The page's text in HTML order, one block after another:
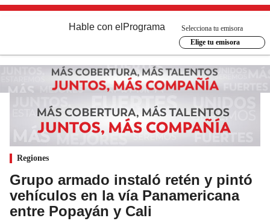
Hable con el Programa
Selecciona tu emisora
Elige tu emisora
Regiones
Grupo armado instaló retén y pintó
vehículos en la vía Panamericana
entre Popayán y Cali